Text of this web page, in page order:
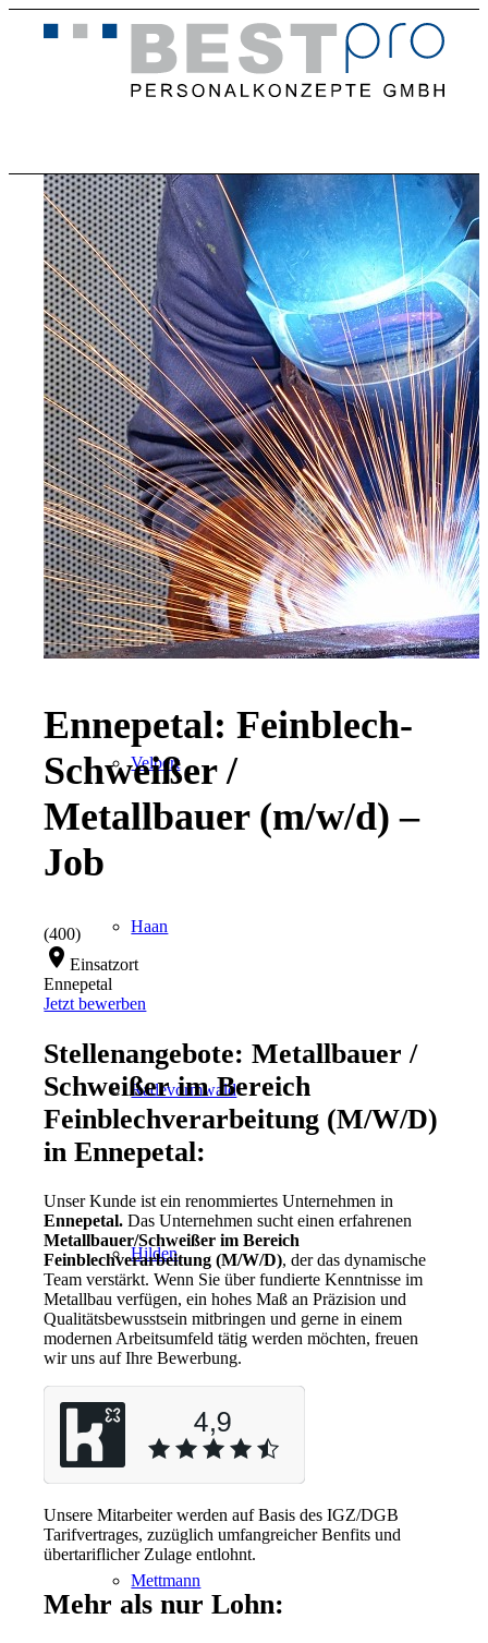
Home
Stellenangebote
Wuppertal, Solingen, Remscheid, Düsseldorf
Velbert
Haan
Radevormwald
Hilden
Heiligenhaus
Mettmann
Ennepetal: Feinblech-
Schweißer /
Metallbauer (m/w/d) –
Job
(400)
location_onEinsatzort
Ennepetal
Jetzt bewerben
Stellenangebote: Metallbauer /
Schweißer im Bereich
Feinblechverarbeitung (M/W/D)
in Ennepetal:
Unser Kunde ist ein renommiertes Unternehmen in
Ennepetal.Das Unternehmen sucht einen erfahrenen
Metallbauer/Schweißer im Bereich
Feinblechverarbeitung (M/W/D), der das dynamische
Team verstärkt. Wenn Sie über fundierte Kenntnisse im
Metallbau verfügen, ein hohes Maß an Präzision und
Qualitätsbewusstsein mitbringen und gerne in einem
modernen Arbeitsumfeld tätig werden möchten, freuen
wir uns auf Ihre Bewerbung.
Unsere Mitarbeiter werden auf Basis des IGZ/DGB
Tarifvertrages, zuzüglich umfangreicher Benfits und
übertariflicher Zulage entlohnt.
Mehr als nur Lohn: